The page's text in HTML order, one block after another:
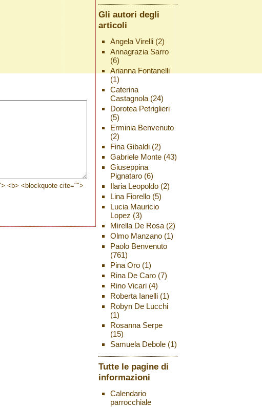
<b> <blockquote cite="">
Gli autori degli
articoli
Angela Virelli(2)
Annagrazia Sarro
(6)
Arianna Fontanelli
(1)
Caterina
Castagnola(24)
Dorotea Petriglieri
(5)
Erminia Benvenuto
(2)
Fina Gibaldi(2)
Gabriele Monte(43)
Giuseppina
Pignataro(6)
Ilaria Leopoldo(2)
Lina Fiorello(5)
Lucia Mauricio
Lopez (3)
Mirella De Rosa(2)
Olmo Manzano(1)
Paolo Benvenuto
(761)
Pina Oro(1)
Rina De Caro(7)
Rino Vicari(4)
Roberta Ianelli(1)
Robyn De Lucchi
(1)
Rosanna Serpe
(15)
Samuela Debole(1)
Tutte le pagine di
informazioni
Calendario
parrocchiale